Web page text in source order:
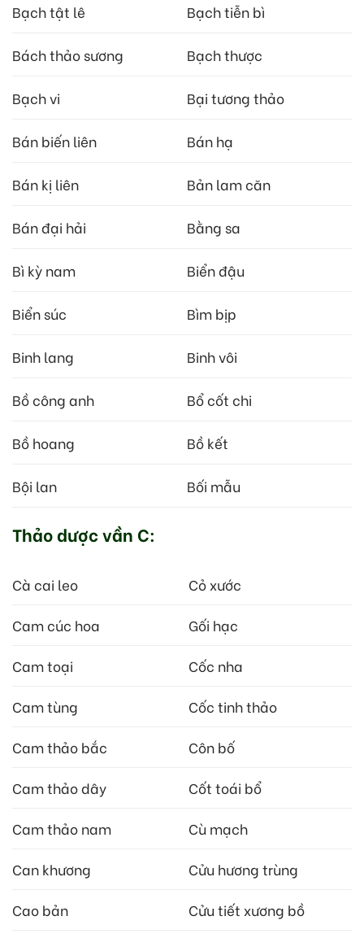
Bạch tật lê Bạch tiễn bì
Bách thảo sương Bạch thược
Bạch vi Bại tương thảo
Bán biến liên Bán hạ
Bán kị liên Bản lam căn
Bán đại hải Bằng sa
Bì kỳ nam Biển đậu
Biển súc Bìm bịp
Binh lang Binh vôi
Bồ công anh Bổ cốt chi
Bồ hoang Bồ kết
Bội lan Bối mẫu
Thảo dược vần C:
Cà cai leo Cỏ xước
Cam cúc hoa Gối hạc
Cam toại Cốc nha
Cam tùng Cốc tinh thảo
Cam thảo bắc Côn bố
Cam thảo dây Cốt toái bổ
Cam thảo nam Cù mạch
Can khương Cửu hương trùng
Cao bản Cửu tiết xương bồ